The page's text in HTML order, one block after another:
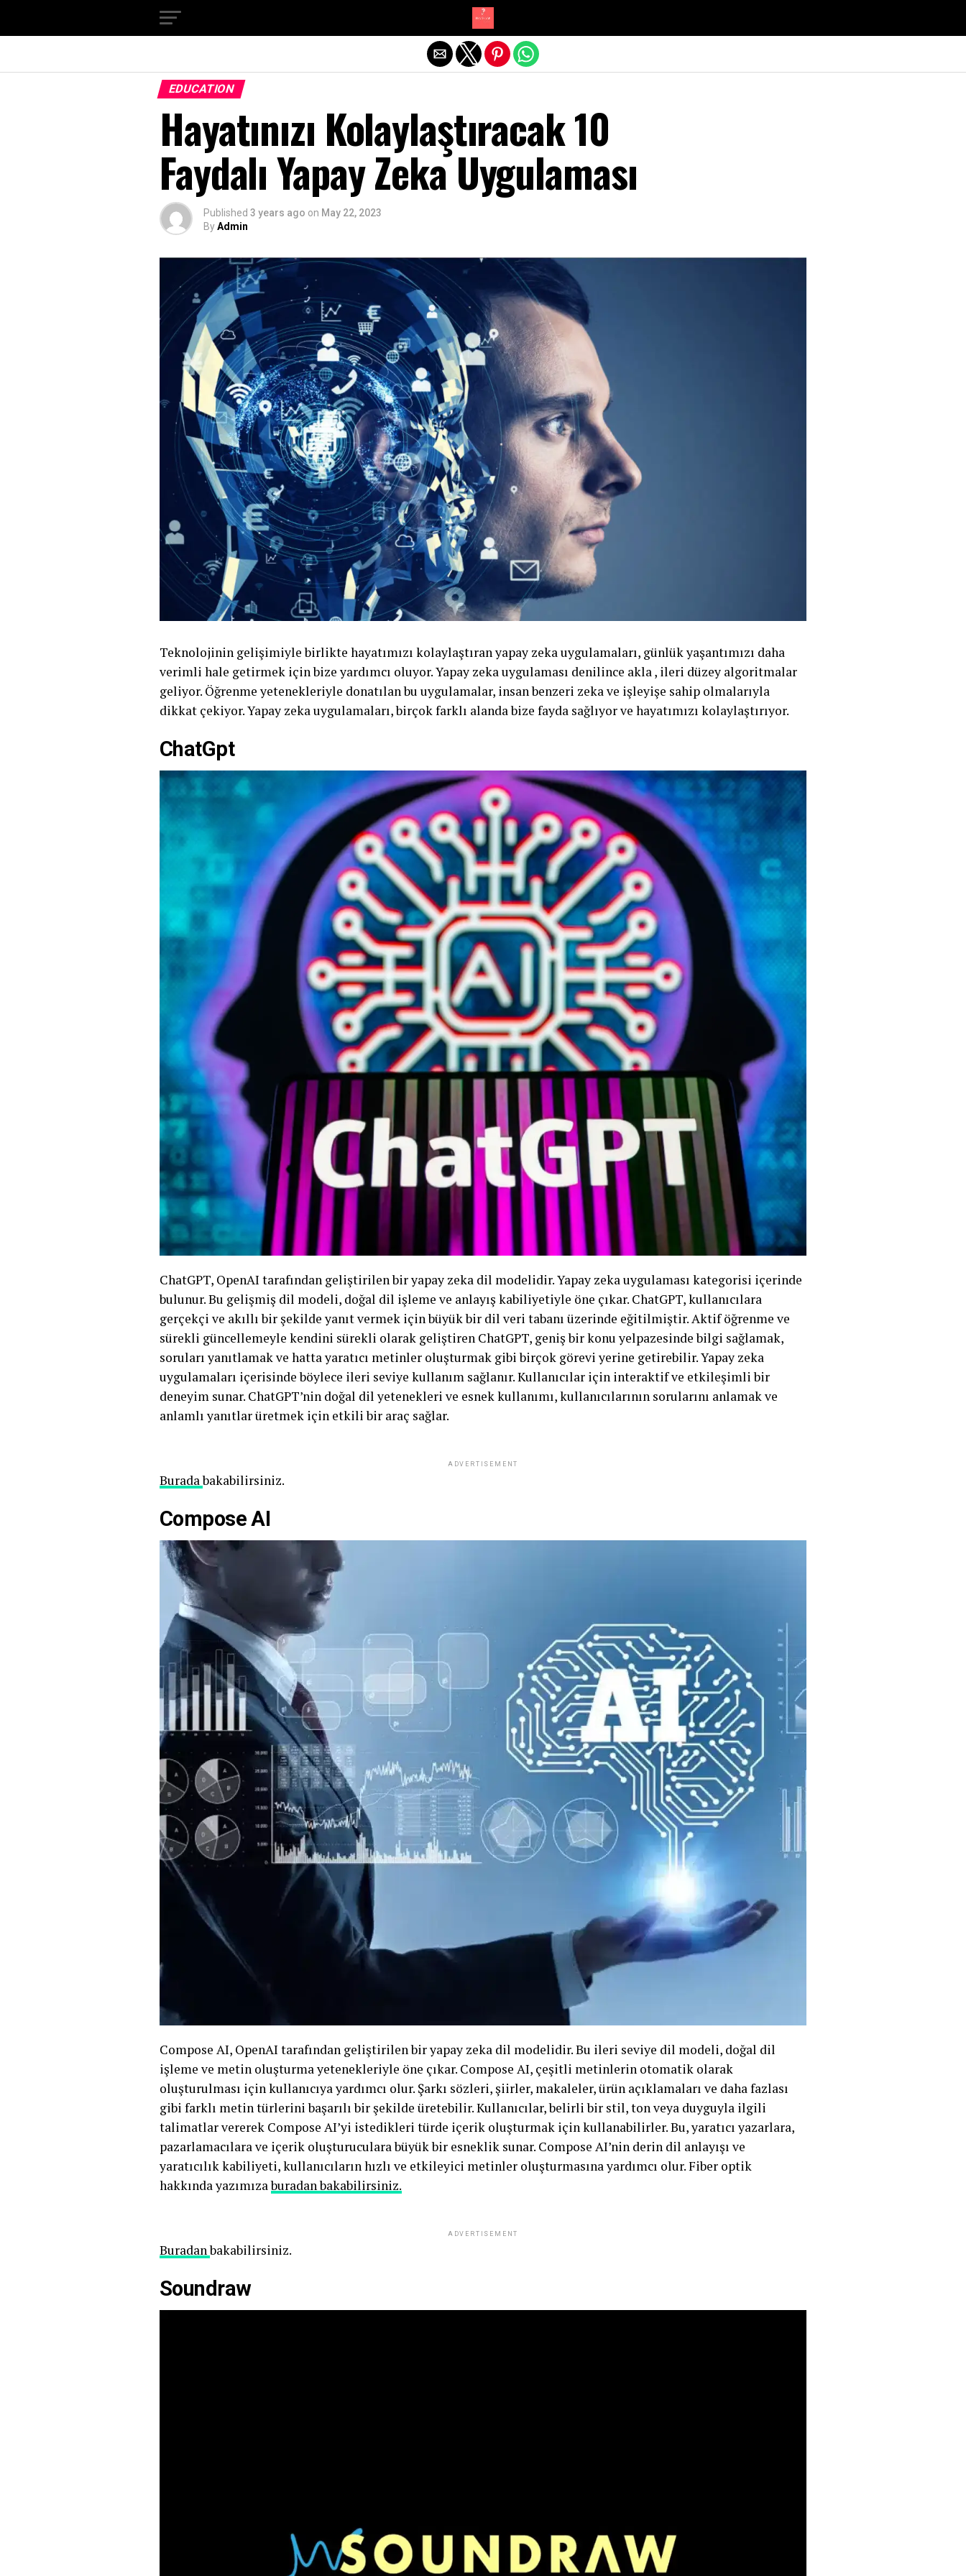
EDUCATION
Hayatınızı Kolaylaştıracak 10
Faydalı Yapay Zeka Uygulaması
Published 3 years ago on May 22, 2023
ByAdmin
Teknolojinin gelişimiyle birlikte hayatımızı kolaylaştıran yapay zeka uygulamaları, günlük yaşantımızı daha
verimli hale getirmek için bize yardımcı oluyor. Yapay zeka uygulaması denilince akla , ileri düzey algoritmalar
geliyor. Öğrenme yetenekleriyle donatılan bu uygulamalar, insan benzeri zeka ve işleyişe sahip olmalarıyla
dikkat çekiyor. Yapay zeka uygulamaları, birçok farklı alanda bize fayda sağlıyor ve hayatımızı kolaylaştırıyor.
ChatGpt
ChatGPT, OpenAI tarafından geliştirilen bir yapay zeka dil modelidir. Yapay zeka uygulaması kategorisi içerinde
bulunur. Bu gelişmiş dil modeli, doğal dil işleme ve anlayış kabiliyetiyle öne çıkar. ChatGPT, kullanıcılara
gerçekçi ve akıllı bir şekilde yanıt vermek için büyük bir dil veri tabanı üzerinde eğitilmiştir. Aktif öğrenme ve
sürekli güncellemeyle kendini sürekli olarak geliştiren ChatGPT, geniş bir konu yelpazesinde bilgi sağlamak,
soruları yanıtlamak ve hatta yaratıcı metinler oluşturmak gibi birçok görevi yerine getirebilir. Yapay zeka
uygulamaları içerisinde böylece ileri seviye kullanım sağlanır. Kullanıcılar için interaktif ve etkileşimli bir
deneyim sunar. ChatGPT’nin doğal dil yetenekleri ve esnek kullanımı, kullanıcılarının sorularını anlamak ve
anlamlı yanıtlar üretmek için etkili bir araç sağlar.
ADVERTISEMENT
Buradabakabilirsiniz.
Compose AI
Compose AI, OpenAI tarafından geliştirilen bir yapay zeka dil modelidir. Bu ileri seviye dil modeli, doğal dil
işleme ve metin oluşturma yetenekleriyle öne çıkar. Compose AI, çeşitli metinlerin otomatik olarak
oluşturulması için kullanıcıya yardımcı olur. Şarkı sözleri, şiirler, makaleler, ürün açıklamaları ve daha fazlası
gibi farklı metin türlerini başarılı bir şekilde üretebilir. Kullanıcılar, belirli bir stil, ton veya duyguyla ilgili
talimatlar vererek Compose AI’yi istedikleri türde içerik oluşturmak için kullanabilirler. Bu, yaratıcı yazarlara,
pazarlamacılara ve içerik oluşturuculara büyük bir esneklik sunar. Compose AI’nin derin dil anlayışı ve
yaratıcılık kabiliyeti, kullanıcıların hızlı ve etkileyici metinler oluşturmasına yardımcı olur. Fiber optik
hakkında yazımızaburadan bakabilirsiniz.
ADVERTISEMENT
Buradanbakabilirsiniz.
Soundraw
Exit mobile version